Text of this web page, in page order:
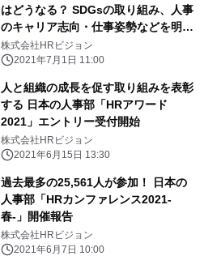
はどうなる？ SDGsの取り組み、人事
のキャリア志向・仕事姿勢などを明ら
かに 全国人事の実態調査『日本の人
事部 人事白書2021』発売
株式会社HRビジョン
2021年7月1日 11:00
人と組織の成長を促す取り組みを表彰
する 日本の人事部「HRアワード
2021」エントリー受付開始
株式会社HRビジョン
2021年6月15日 13:30
過去最多の25,561人が参加！ 日本の
人事部「HRカンファレンス2021-
春-」開催報告
株式会社HRビジョン
2021年6月7日 10:00